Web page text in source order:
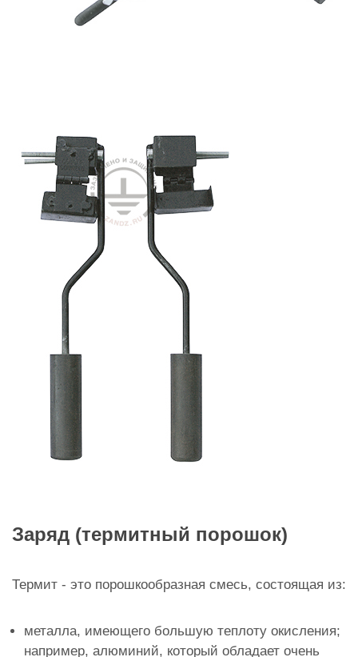
Заряд (термитный порошок)
Термит - это порошкообразная смесь, состоящая из:
металла, имеющего большую теплоту окисления;
например, алюминий, который обладает очень